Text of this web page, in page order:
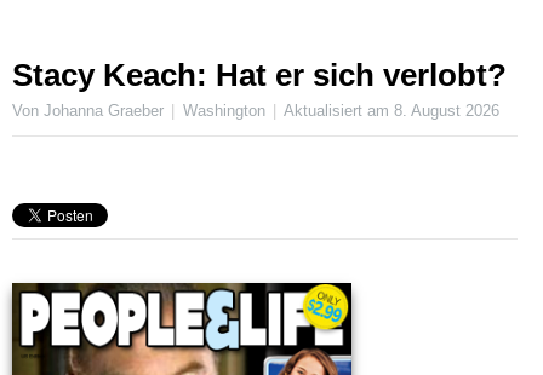
Stacy Keach: Hat er sich verlobt?
Von Johanna Graeber Washington Aktualisiert am8. August 2026